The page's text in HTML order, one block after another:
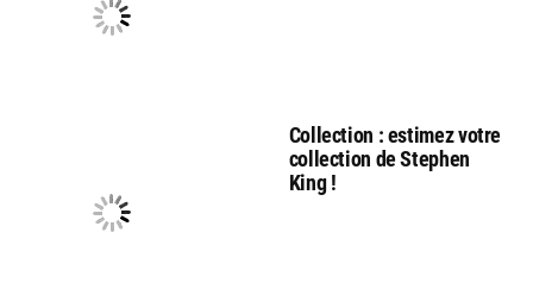
Collection : estimez votre
collection de Stephen
King !